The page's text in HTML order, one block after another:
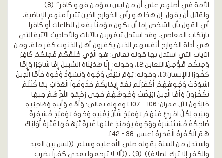
الأمة في أصلهم على أن من ليس بمؤمن فهو كافر" (8)
.
ولقائل أن يقول: إن هذا هو رأي الخوارج الذين تتبرأ منهم الإباضية،
أي القول بأن الشخص إما أن يكون مؤمناً بفعل الطاعات أو كافرا
بارتكاب المعاصي، وقد استدل تبغورين بالآيات والأحاديث الآتية التي
هي أدلة الخوارج أنفسهم الذين يكفرون أهل الذنوب كفر ملة، ومن
الآيات التي استدل بها قوله تعالى: هُوَ الَّذِي خَلَقَكُمْ فَمِنكُمْ كَافِرٌ
وَمِنكُم مُّؤْمِنٌ[التغابن:2] ، وقوله:
إِنَّا هَدَيْنَاهُ السَّبِيلَ إِمَّا شَاكِرًا وَإِمَّا
كَفُورًا [الإنسان:3] ، وقوله: يَوْمَ تَبْيَضُّ وُجُوهٌ وَتَسْوَدُّ وُجُوهٌ فَأَمَّا الَّذِينَ
اسْوَدَّتْ وُجُوهُهُمْ أَكْفَرْتُم بَعْدَ إِيمَانِكُمْ فَذُوقُواْ الْعَذَابَ بِمَا كُنْتُمْ
تَكْفُرُونَ وَأَمَّا الَّذِينَ ابْيَضَّتْ وُجُوهُهُمْ فَفِي رَحْمَةِ اللّهِ هُمْ فِيهَا
خَالِدُونَ [آل عمران: 106 – 107] وقوله تعالى: وَأُمِّهِ وَأَبِيهِ وَصَاحِبَتِهِ
وَبَنِيهِ لِكُلِّ امْرِئٍ مِّنْهُمْ يَوْمَئِذٍ شَأْنٌ يُغْنِيهِ وُجُوهٌ يَوْمَئِذٍ مُّسْفِرَةٌ
ضَاحِكَةٌ مُّسْتَبْشِرَةٌ وَوُجُوهٌ يَوْمَئِذٍ عَلَيْهَا غَبَرَةٌ تَرْهَقُهَا قَتَرَةٌ أُوْلَئِكَ
هُمُ الْكَفَرَةُ الْفَجَرَةُ [عبس: 38 - 42]
.
واستدل من السنة بقوله صلى الله عليه وسلم: ((ليس بين العبد
والكفر إلا ترك الصلاة)) (9) ، ((ألا لا ترجعوا بعدي كفاراً يضرب